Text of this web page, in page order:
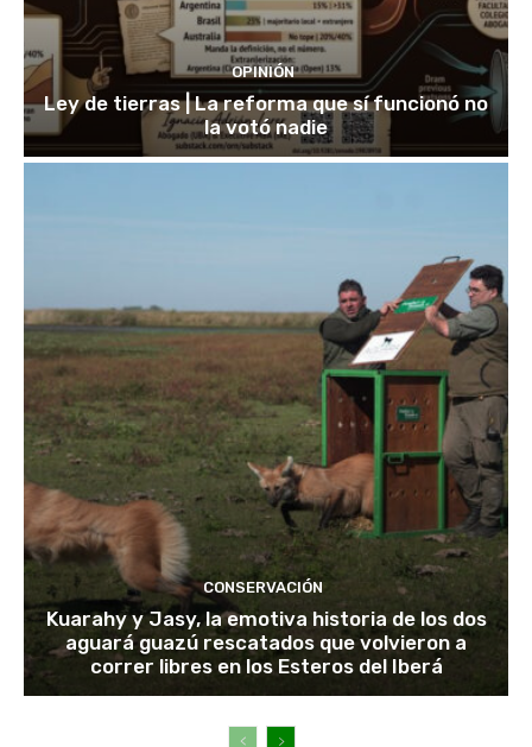
OPINIÓN
Ley de tierras | La reforma que sí funcionó no
la votó nadie
CONSERVACIÓN
Kuarahy y Jasy, la emotiva historia de los dos
aguará guazú rescatados que volvieron a
correr libres en los Esteros del Iberá